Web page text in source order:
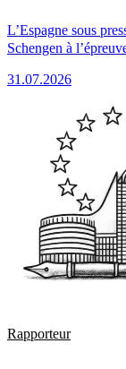
L’Espagne sous
Schengen à
31.07.2026
Rapporteur